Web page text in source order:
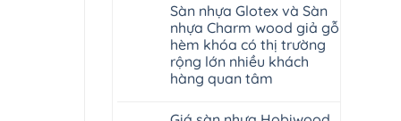
Thanh
Xuân
Thanh
Trì
Bắc
Ninh
Cầu
Hồ
wood
hobiwood
kosmos
fukione
wilson
mikado
4mm
giá
bình
luận
ở
Sàn
nhựa
Glotex
và
Hobiwood
Sàn nhựa Glotex và Sàn
nhựa Charm wood giả gỗ
hèm khóa có thị trường
rộng lớn nhiều khách
hàng quan tâm